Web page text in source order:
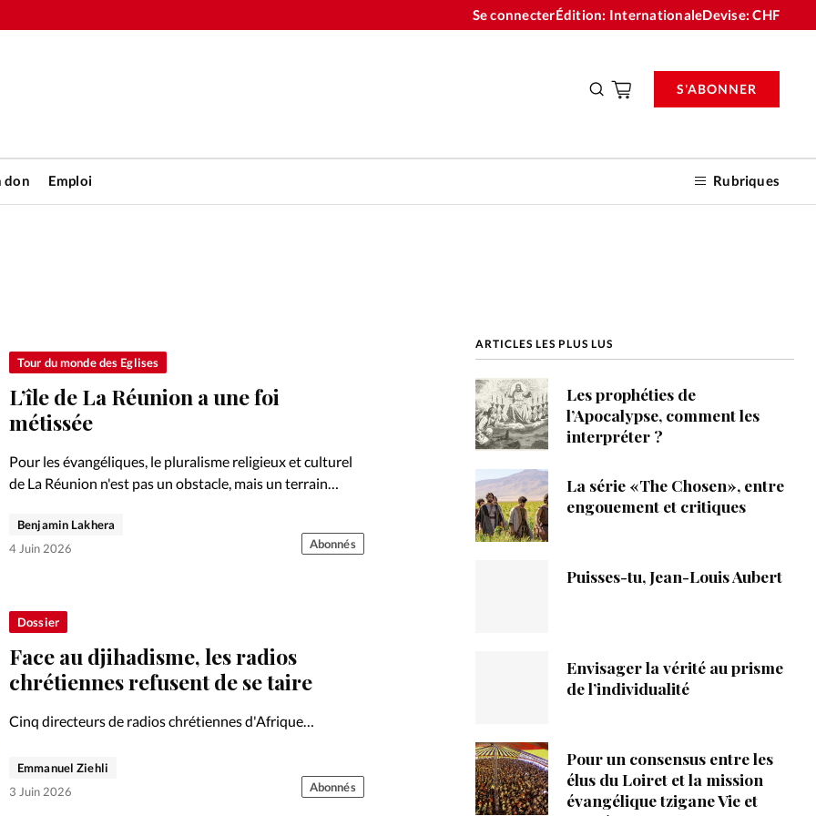
Se connecterÉdition: InternationaleDevise:CHF
don Emploi Rubriques
S'ABONNER
Foi
Opinions
À propos
Mon compte
Tour du monde des Eglises
L’île de La Réunion a une foi
métissée
Pour les évangéliques, le pluralisme religieux et culturel
de La Réunion n'est pas un obstacle, mais un terrain
Benjamin Lakhera
4 Juin 2026
Abonnés
Dossier
Face au djihadisme, les radios
chrétiennes refusent de se taire
Cinq directeurs de radios chrétiennes d'Afrique
rempart contre la haine.
Emmanuel Ziehli
3 Juin 2026
Abonnés
ARTICLES LES PLUS LUS
Les prophéties de
l’Apocalypse, comment les
interpréter ?
La série «The Chosen», entre
engouement et critiques
Puisses-tu, Jean-Louis Aubert
Envisager la vérité au prisme
de l’individualité
Pour un consensus entre les
élus du Loiret et la mission
évangélique tzigane Vie et